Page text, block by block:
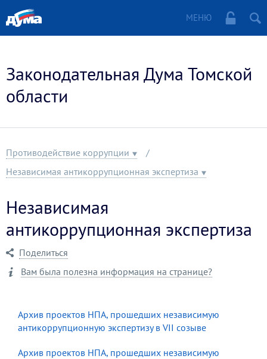
МЕНЮ
Законодательная Дума Томской
области
Противодействие коррупции
Независимая антикоррупционная экспертиза
Независимая
антикоррупционная экспертиза
Поделиться
Вам была полезна информация на странице?
Архив проектов НПА, прошедших независимую
антикоррупционную экспертизу в VII созыве
Архив проектов НПА, прошедших независимую